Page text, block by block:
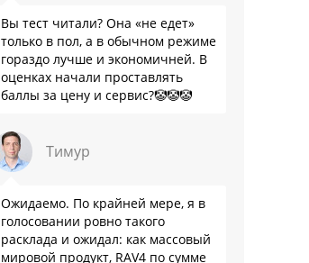
Вы тест читали? Она «не едет»
только в пол, а в обычном режиме
гораздо лучше и экономичней. В
оценках начали проставлять
баллы за цену и сервис?🤡🤡🤡
Тимур
Ожидаемо. По крайней мере, я в
голосовании ровно такого
расклада и ожидал: как массовый
мировой продукт, RAV4 по сумме